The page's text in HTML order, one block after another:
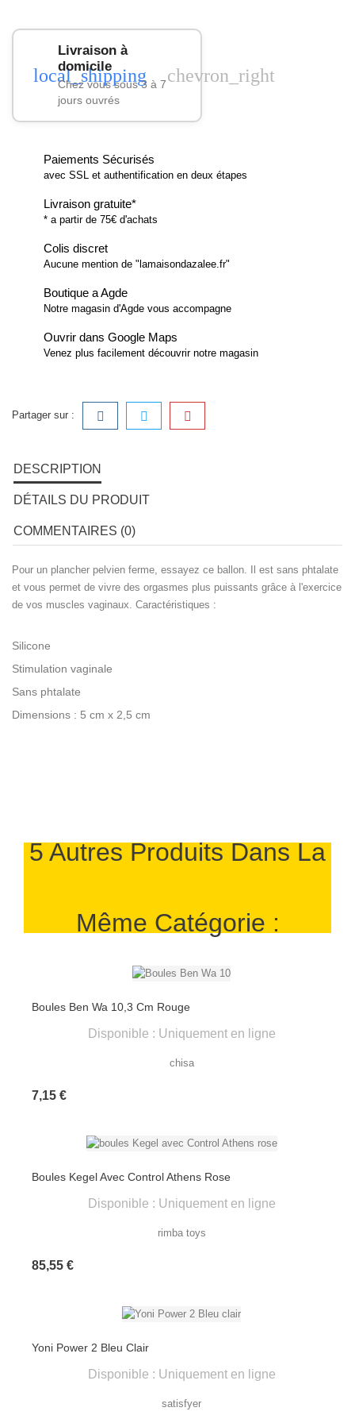
local_shipping
Livraison à
domicile
Chez vous sous 3 à 7
jours ouvrés
chevron_right
Paiements Sécurisés
avec SSL et authentification en deux étapes
Livraison gratuite*
* a partir de 75€ d'achats
Colis discret
Aucune mention de "lamaisondazalee.fr"
Boutique a Agde
Notre magasin d'Agde vous accompagne
Ouvrir dans Google Maps
Venez plus facilement découvrir notre magasin
Partager sur :
DESCRIPTION
DÉTAILS DU PRODUIT
COMMENTAIRES (0)
Pour un plancher pelvien ferme, essayez ce ballon. Il est sans phtalate
et vous permet de vivre des orgasmes plus puissants grâce à l'exercice
de vos muscles vaginaux. Caractéristiques :
Silicone
Stimulation vaginale
Sans phtalate
Dimensions : 5 cm x 2,5 cm
5 Autres Produits Dans La
Même Catégorie :
Boules Ben Wa 10,3 Cm Rouge
Disponible : Uniquement en ligne
chisa
7,15 €Prix
Boules Kegel Avec Control Athens Rose
Disponible : Uniquement en ligne
rimba toys
85,55 €Prix
Yoni Power 2 Bleu Clair
Disponible : Uniquement en ligne
satisfyer